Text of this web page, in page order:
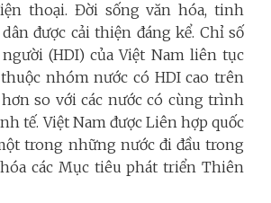
thoại. Đời sống văn hóa, tinh
được cải thiện đáng kể. Chỉ số
(HDI) của Việt Nam liên tục
nhóm nước có HDI cao trên
so với các nước có cùng trình
tế. Việt Nam được Liên hợp quốc
trong những nước đi đầu trong
các Mục tiêu phát triển Thiên